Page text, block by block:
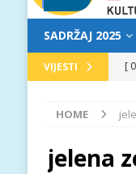
SADRŽAJ 2025
VIJESTI [
[
[
HOME
jelena